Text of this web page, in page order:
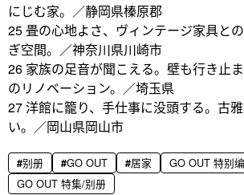
にじむ家。／静岡県榛原郡
25 畳の心地よさ、ヴィンテージ家具と
ぎ空間。／神奈川県川崎市
26 家族の足音が聞こえる。壁も行き止
のリノベーション。／埼玉県
27 洋館に籠り、手仕事に没頭する。古
い。／岡山県岡山市
别册 GO OUT 居家
GO OUT 特别
GO OUT 特集/别册